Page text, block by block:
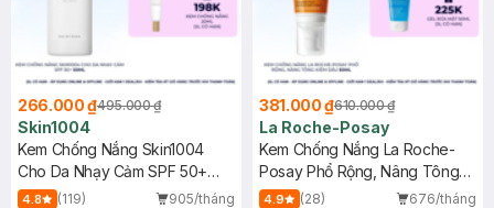
266.000 ₫495.000 ₫
Skin1004
Kem Chống Nắng Skin1004
Cho Da Nhạy Cảm SPF 50+
50ml
4.8 (119)
905/tháng
381.000 ₫610.000 ₫
La Roche-Posay
Kem Chống Nắng La Roche-
Posay Phổ Rộng, Nâng Tông
Kiềm Dầu 50ml
4.9 (28)
676/tháng